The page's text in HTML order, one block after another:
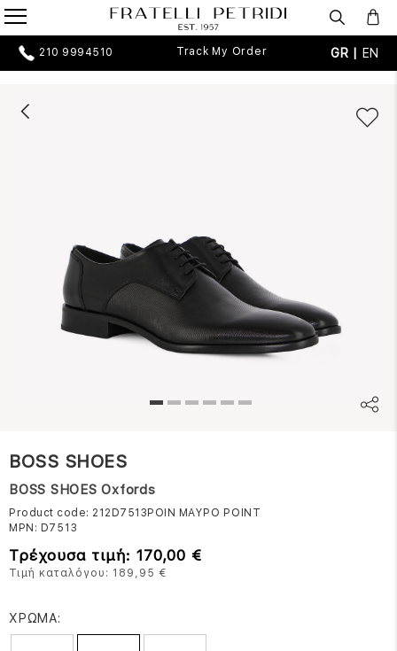
210 9994510 Track My Order GR | EN
BOSS SHOES
BOSS SHOES Oxfords
Product code: 212D7513POIN ΜΑΥΡΟ POINT
MPN: D7513
Τρέχουσα τιμή: 170,00 €
Τιμή καταλόγου: 189,95 €
ΧΡΩΜΑ: